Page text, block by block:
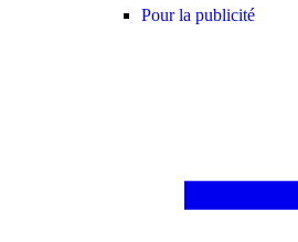
Pour la publicité